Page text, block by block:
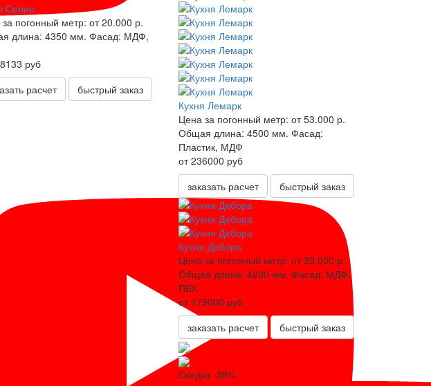
Селин
погонный метр: от 20.000 р.
длина: 4350 мм. Фасад: МДФ,
руб
расчет
быстрый заказ
Кухня Лемарк
Цена за погонный метр: от 53.000 р.
Общая длина: 4500 мм. Фасад:
Пластик, МДФ
от 236000 руб
заказать расчет
быстрый заказ
Кухня Дебора
Цена за погонный метр: от 35.000 р.
Общая длина: 4200 мм. Фасад: МДФ,
ПВХ
от 179000 руб
заказать расчет
быстрый заказ
Скидка -38%